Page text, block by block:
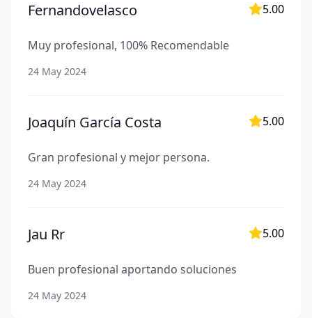
Fernandovelasco 5.00
Muy profesional, 100% Recomendable
24 May 2024
Joaquín García Costa 5.00
Gran profesional y mejor persona.
24 May 2024
Jau Rr 5.00
Buen profesional aportando soluciones
24 May 2024